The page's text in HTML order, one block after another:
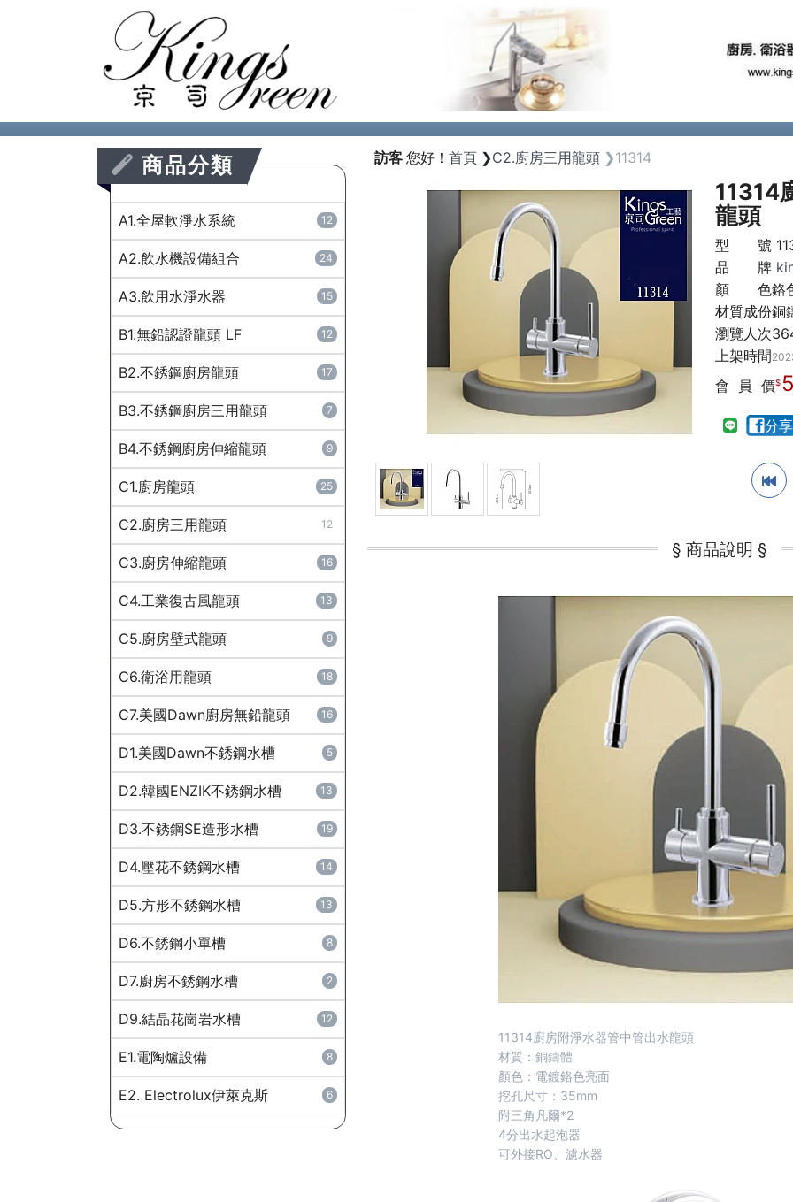
商品分類
A1.全屋軟淨水系統 12
A2.飲水機設備組合 24
A3.飲用水淨水器 15
B1.無鉛認證龍頭 LF 12
B2.不銹鋼廚房龍頭 17
B3.不銹鋼廚房三用龍頭 7
B4.不銹鋼廚房伸縮龍頭 9
C1.廚房龍頭 25
C2.廚房三用龍頭 12
C3.廚房伸縮龍頭 16
C4.工業復古風龍頭 13
C5.廚房壁式龍頭 9
C6.衛浴用龍頭 18
C7.美國Dawn廚房無鉛龍頭 16
D1.美國Dawn不銹鋼水槽 5
D2.韓國ENZIK不銹鋼水槽 13
D3.不銹鋼SE造形水槽 19
D4.壓花不銹鋼水槽 14
D5.方形不銹鋼水槽 13
D6.不銹鋼小單槽 8
D7.廚房不銹鋼水槽 2
D9.結晶花崗岩水槽 12
E1.電陶爐設備 8
E2. Electrolux伊萊克斯 6
訪客 您好！ 首頁 C2.廚房三用龍頭 11314
11314
龍頭
型 號
品 牌
顏 色鉻
材質成份銅
瀏覽人次
上架時間
會 員 價
11314廚房附淨水器管中管出水龍頭
材質：銅鑄體
顏色：電鍍鉻色亮面
挖孔尺寸：35mm
附三角凡爾*2
4分出水起泡器
可外接RO、濾水器